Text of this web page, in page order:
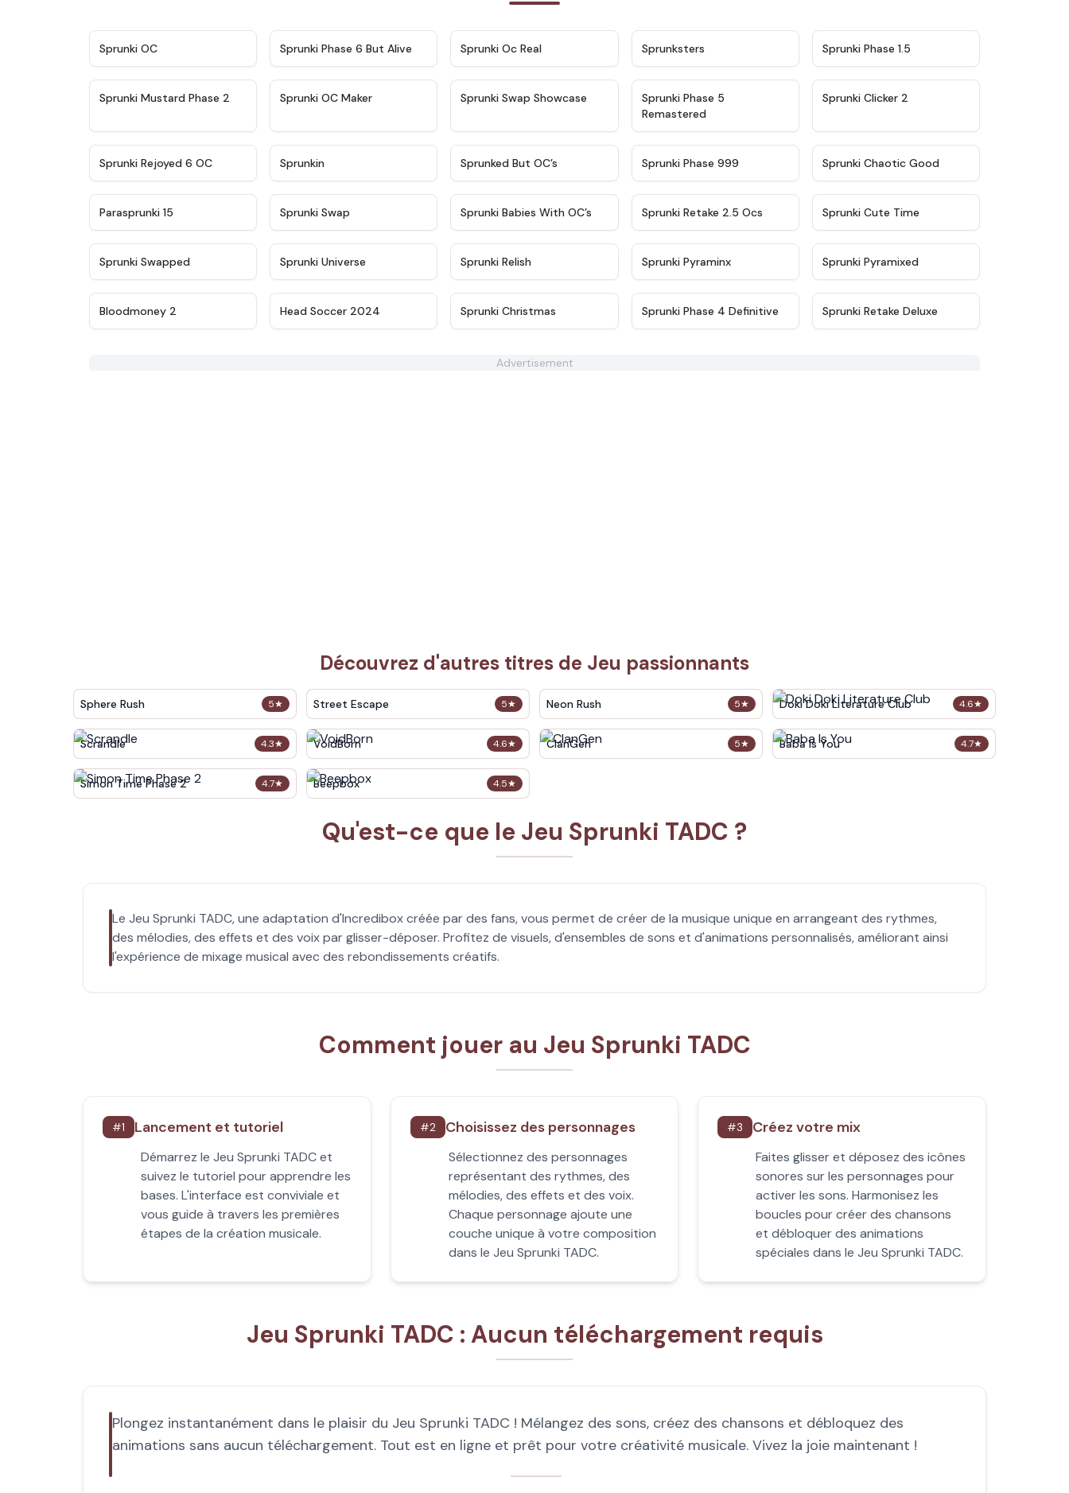
Sprunki OC ★ 4.9
Sprunki Phase 6 But Alive Sprunki Oc Real Sprunksters Sprunki Phase 1.5
★ 4.4
Sprunki Mustard Phase 2 Sprunki OC Maker ★ 4.6
Sprunki Swap Showcase
Sprunki Phase 5
Remastered
Sprunki Clicker 2
★
Sprunki Rejoyed 6 OC Sprunkin Sprunked But OC’s Sprunki Phase 999 ★
Sprunki Chaotic Good
Parasprunki 15 Sprunki Swap ★ 4.8
Sprunki Babies With OC’s ★
Sprunki Retake 2.5 Ocs Sprunki Cute Time
Sprunki Swapped Sprunki Universe Sprunki Relish Sprunki Pyraminx Sprunki Pyramixed
Bloodmoney 2 Head Soccer 2024 Sprunki Christmas ★ 4.9
Sprunki Phase 4 Definitive ★
Sprunki Retake Deluxe
Advertisement
Découvrez d'autres titres de Jeu passionnants
5★
Sphere Rush 5★
Street Escape 5★
Neon Rush 4.6★
Doki Doki Literature Club
4.3★
Scrandle 4.6★
VoidBorn 5★
ClanGen 4.7★
Baba Is You
4.7★
Simon Time Phase 2 4.5★
Beepbox
Qu'est-ce que le Jeu Sprunki TADC ?
Le Jeu Sprunki TADC, une adaptation d'Incredibox créée par des fans, vous permet de créer de la musique unique en arrangeant des rythmes,
des mélodies, des effets et des voix par glisser-déposer. Profitez de visuels, d'ensembles de sons et d'animations personnalisés, améliorant ainsi
l'expérience de mixage musical avec des rebondissements créatifs.
Comment jouer au Jeu Sprunki TADC
#1 Lancement et tutoriel
Démarrez le Jeu Sprunki TADC et
suivez le tutoriel pour apprendre les
bases. L'interface est conviviale et
vous guide à travers les premières
étapes de la création musicale.
#2 Choisissez des personnages
Sélectionnez des personnages
représentant des rythmes, des
mélodies, des effets et des voix.
Chaque personnage ajoute une
couche unique à votre composition
dans le Jeu Sprunki TADC.
#3 Créez votre mix
Faites glisser et déposez des icônes
sonores sur les personnages pour
activer les sons. Harmonisez les
boucles pour créer des chansons
et débloquer des animations
spéciales dans le Jeu Sprunki TADC.
Jeu Sprunki TADC : Aucun téléchargement requis
Plongez instantanément dans le plaisir du Jeu Sprunki TADC ! Mélangez des sons, créez des chansons et débloquez des
animations sans aucun téléchargement. Tout est en ligne et prêt pour votre créativité musicale. Vivez la joie maintenant !